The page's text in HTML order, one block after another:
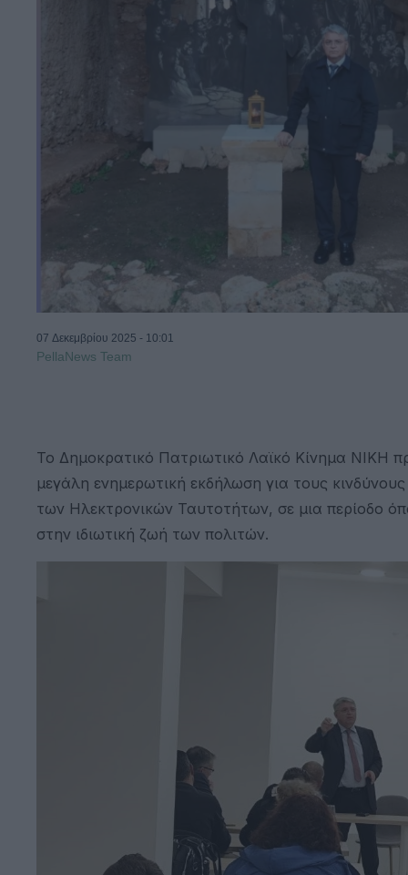
07 Δεκεμβρίου 2025 - 10:01
PellaNews Team
Το Δημοκρατικό Πατριωτικό Λαϊκό Κίνημα ΝΙΚΗ
μεγάλη ενημερωτική εκδήλωση για τους
των Ηλεκτρονικών Ταυτοτήτων, σε μια περίοδο
στην ιδιωτική ζωή των πολιτών.